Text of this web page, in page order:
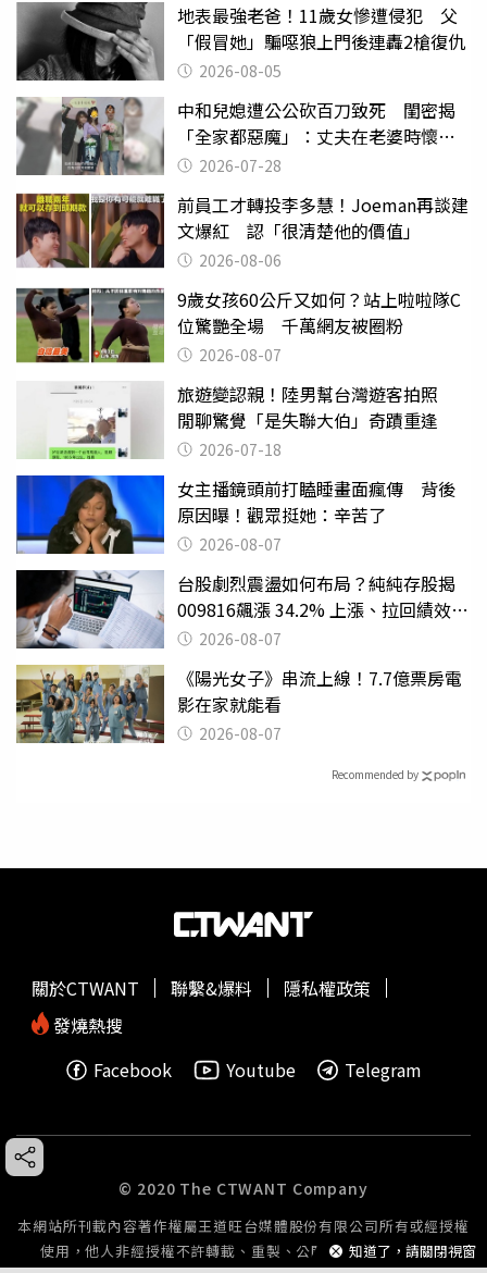
地表最強老爸！11歲女慘遭侵犯 父
「假冒她」騙噁狼上門後連轟2槍復仇
2026-08-05
中和兒媳遭公公砍百刀致死 閨密揭
「全家都惡魔」：丈夫在老婆時懷孕
摔東西
2026-07-28
前員工才轉投李多慧！Joeman再談建
文爆紅 認「很清楚他的價值」
2026-08-06
9歲女孩60公斤又如何？站上啦啦隊C
位驚艷全場 千萬網友被圈粉
2026-08-07
旅遊變認親！陸男幫台灣遊客拍照
閒聊驚覺「是失聯大伯」奇蹟重逢
2026-07-18
女主播鏡頭前打瞌睡畫面瘋傳 背後
原因曝！觀眾挺她：辛苦了
2026-08-07
台股劇烈震盪如何布局？純純存股揭
009816飆漲 34.2% 上漲、拉回績效勝
主動式ETF
2026-08-07
《陽光女子》串流上線！7.7億票房電
影在家就能看
2026-08-07
Recommended by
知道了，請關閉視窗
關於CTWANT 聯繫&爆料
隱私權政策
發燒熱搜
Facebook
Youtube Telegram
© 2020 The CTWANT Company
本網站所刊載內容著作權屬王道旺台媒體股份有限公司所有或經授權
使用，他人非經授權不許轉載、重製、公開播送或公開傳輸。